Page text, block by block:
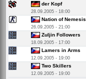
der Kopf
28.09.2005 - 18:00
Nation of Nemesis
26.09.2005 - 21:00
Zuljin Followers
18.09.2005 - 17:00
Lamers in Arms
12.09.2005 - 19:00
Two Skillers
12.09.2005 - 19:00